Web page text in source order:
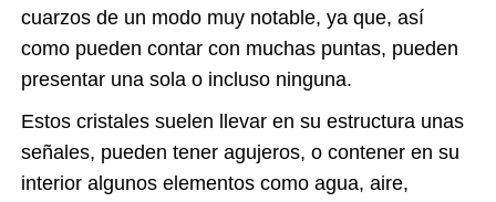
cuarzos de un modo muy notable, ya que, así
como pueden contar con muchas puntas, pueden
presentar una sola o incluso ninguna.
Estos cristales suelen llevar en su estructura unas
señales, pueden tener agujeros, o contener en su
interior algunos elementos como agua, aire,